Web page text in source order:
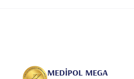
MEDİPOL MEGA